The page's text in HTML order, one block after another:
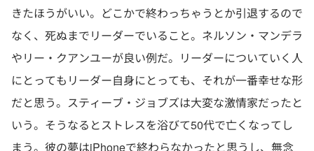
きたほうがいい。どこかで終わっちゃうとか引退するので
なく、死ぬまでリーダーでいること。ネルソン・マンデラ
やリー・クアンユーが良い例だ。リーダーについていく人
にとってもリーダー自身にとっても、それが一番幸せな形
だと思う。スティーブ・ジョブズは大変な激情家だったと
いう。そうなるとストレスを浴びて50代で亡くなってし
まう。彼の夢はiPhoneで終わらなかったと思うし、無念